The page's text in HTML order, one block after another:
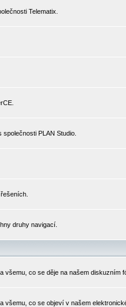
Telematix.
PLAN Studio.
druhy navigací.
všemu, co se děje na našem diskuzním
všemu, co se objeví v našem